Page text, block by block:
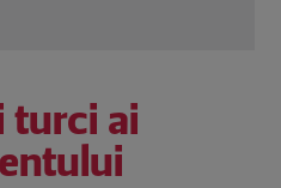
turci ai